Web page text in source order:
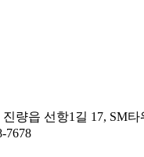
량읍 선항1길 17, SM타
7678